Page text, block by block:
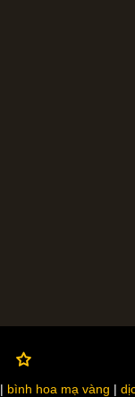
bình hoa mạ vàng